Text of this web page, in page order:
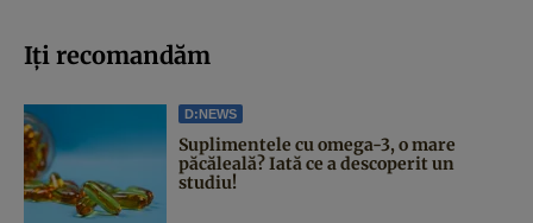
Iți recomandăm
D:NEWS
Suplimentele cu omega-3, o mare
păcăleală? Iată ce a descoperit un
studiu!